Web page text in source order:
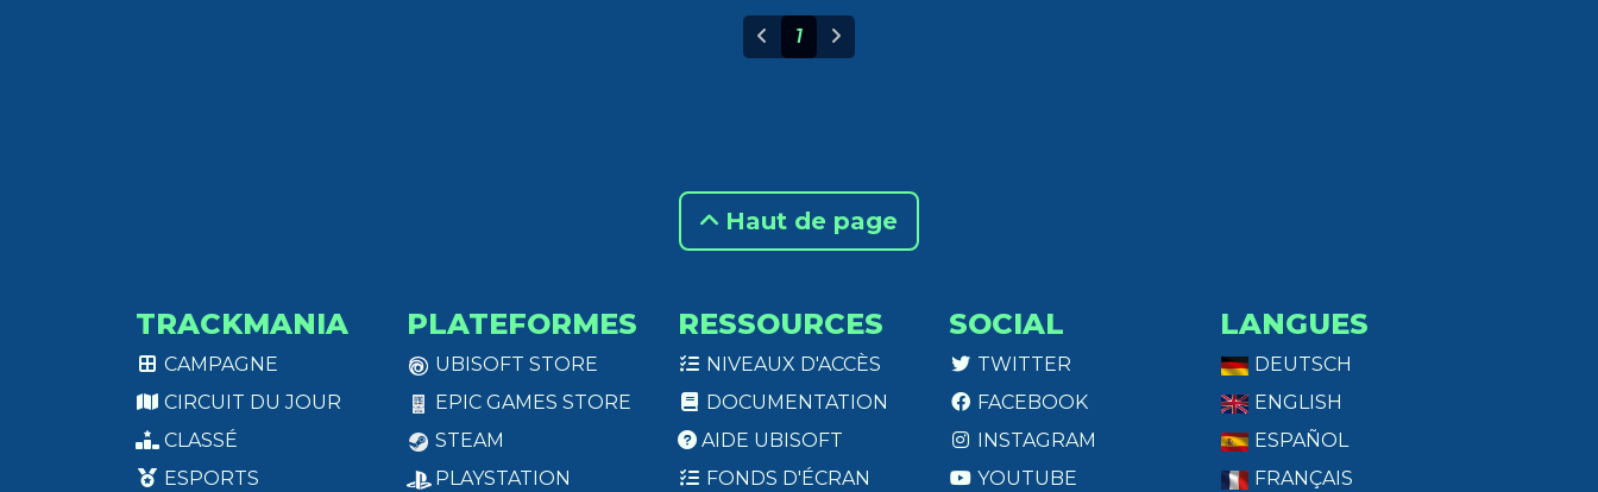
1
Haut de page
TRACKMANIA
CAMPAGNE
CIRCUIT DU JOUR
CLASSÉ
ESPORTS
PLATEFORMES
UBISOFT STORE
EPIC GAMES STORE
STEAM
PLAYSTATION
RESSOURCES
NIVEAUX D'ACCÈS
DOCUMENTATION
AIDE UBISOFT
FONDS D'ÉCRAN
SOCIAL
TWITTER
FACEBOOK
INSTAGRAM
YOUTUBE
LANGUES
DEUTSCH
ENGLISH
ESPAÑOL
FRANÇAIS